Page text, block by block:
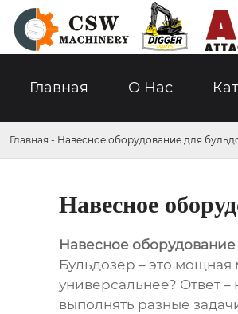
Главная О Hас
Главная - Навесное оборудование для
Навесное
Навесное оборудование
Бульдозер – это
универсальнее? Ответ
выполнять разные